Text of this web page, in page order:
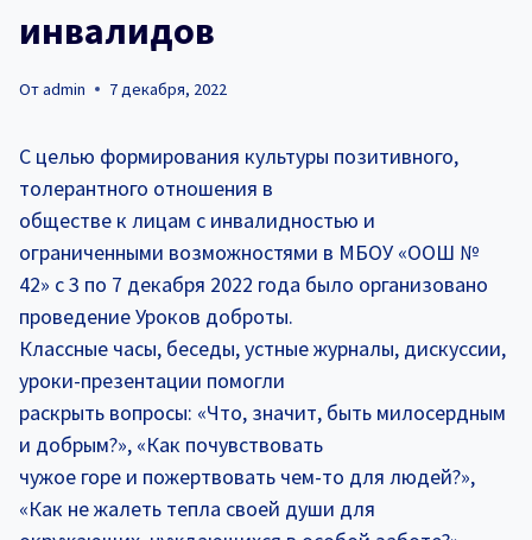
инвалидов
Отadmin 7 декабря, 2022
С целью формирования культуры позитивного,
толерантного отношения в
обществе к лицам с инвалидностью и
ограниченными возможностями в МБОУ «ООШ №
42» с 3 по 7 декабря 2022 года было организовано
проведение Уроков доброты.
Классные часы, беседы, устные журналы, дискуссии,
уроки-презентации помогли
раскрыть вопросы: «Что, значит, быть милосердным
и добрым?», «Как почувствовать
чужое горе и пожертвовать чем-то для людей?»,
«Как не жалеть тепла своей души для